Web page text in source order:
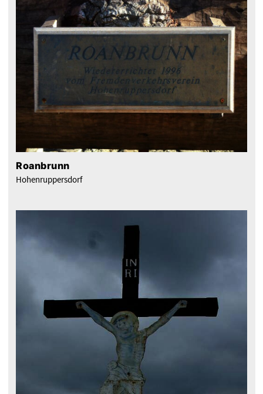
Roanbrunn
Hohenruppersdorf